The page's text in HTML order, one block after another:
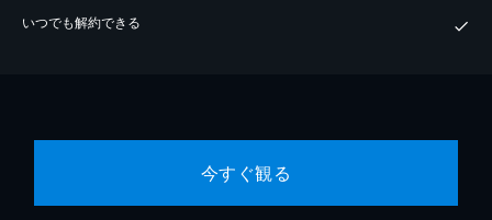
いつでも解約できる
今すぐ観る